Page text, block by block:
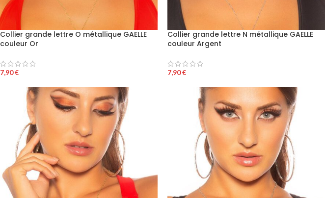
Collier grande lettre O métallique GAELLE
couleur Or
7,90€
Collier grande lettre N métallique GAELLE
couleur Argent
7,90€